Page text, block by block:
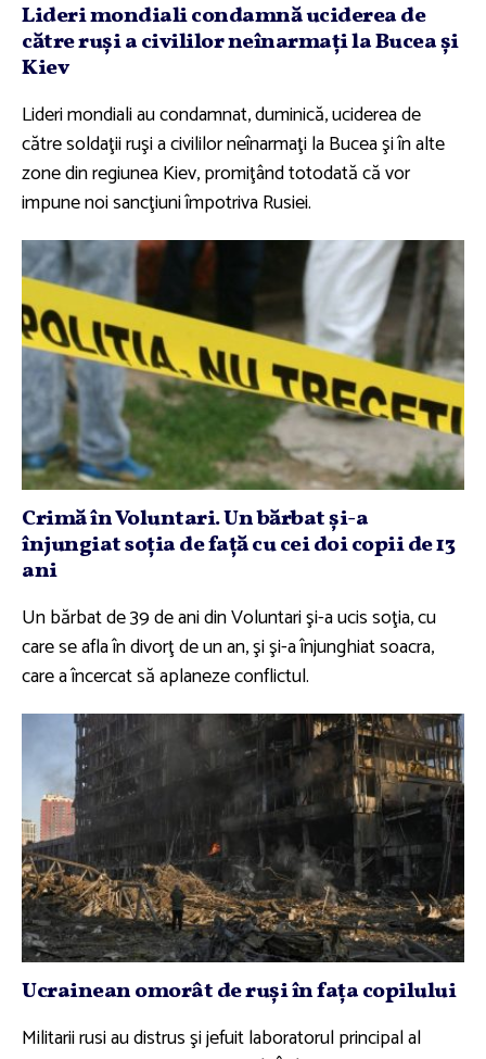
Lideri mondiali condamnă uciderea de
către ruşi a civililor neînarmaţi la Bucea şi
Kiev
Lideri mondiali au condamnat, duminică, uciderea de
către soldaţii ruşi a civililor neînarmaţi la Bucea şi în alte
zone din regiunea Kiev, promiţând totodată că vor
impune noi sancţiuni împotriva Rusiei.
Crimă în Voluntari. Un bărbat şi-a
înjungiat soţia de faţă cu cei doi copii de 13
ani
Un bărbat de 39 de ani din Voluntari şi-a ucis soţia, cu
care se afla în divorţ de un an, şi şi-a înjunghiat soacra,
care a încercat să aplaneze conflictul.
Ucrainean omorât de ruşi în faţa copilului
Militarii rusi au distrus şi jefuit laboratorul principal al